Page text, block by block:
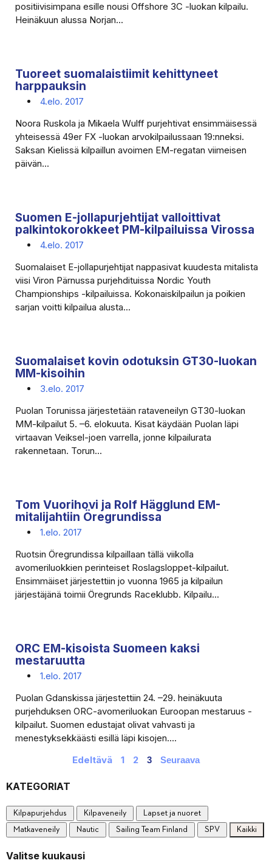
positiivisimpana esille nousi Offshore 3C -luokan kilpailu.
Heinäkuun alussa Norjan...
Tuoreet suomalaistiimit kehittyneet
harppauksin
4.elo. 2017
Noora Ruskola ja Mikaela Wulff purjehtivat ensimmäisessä
yhteisessä 49er FX -luokan arvokilpailussaan 19:nneksi.
Saksan Kielissä kilpaillun avoimen EM-regatan viimeisen
päivän...
Suomen E-jollapurjehtijat valloittivat
palkintokorokkeet PM-kilpailuissa Virossa
4.elo. 2017
Suomalaiset E-jollapurjehtijat nappasivat kuudesta mitalista
viisi Viron Pärnussa purjehdituissa Nordic Youth
Championships -kilpailuissa. Kokonaiskilpailun ja poikien
sarjan voitti kilpailua alusta...
Suomalaiset kovin odotuksin GT30-luokan
MM-kisoihin
3.elo. 2017
Puolan Torunissa järjestetään rataveneilyn GT30-luokan
MM-kilpailut 5. –6. elokuuta. Kisat käydään Puolan läpi
virtaavan Veiksel-joen varrella, jonne kilpailurata
rakennetaan. Torun...
Tom Vuorihovi ja Rolf Hägglund EM-
mitalijahtiin Öregrundissa
1.elo. 2017
Ruotsin Öregrundissa kilpaillaan tällä viikolla
avomeriluokkien perinteiset Roslagsloppet-kilpailut.
Ensimmäiset järjestettiin jo vuonna 1965 ja kilpailun
järjestäjänä toimii Öregrunds Raceklubb. Kilpailu...
ORC EM-kisoista Suomeen kaksi
mestaruutta
1.elo. 2017
Puolan Gdanskissa järjestettiin 24. –29. heinäkuuta
purjehduksen ORC-avomeriluokan Euroopan mestaruus -
kilpailut. Suomen edustajat olivat vahvasti ja
menestyksekkäästi esillä läpi kisojen....
Edeltävä
1 2 3 Seuraava
KATEGORIAT
Kilpapurjehdus Kilpaveneily
Lapset ja nuoret
Matkaveneily
Nautic Sailing Team Finland SPV Kaikki
Valitse kuukausi